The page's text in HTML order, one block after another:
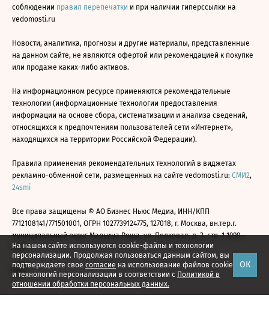
На нашем сайте используются cookie-файлы и технологии
персонализации. Продолжая пользоваться данным сайтом, вы
подтверждаете свое согласие на использование файлов cookie
и технологий персонализации в соответствии с Политикой в
отношении обработки персональных данных.
ОК
соблюдении правил перепечатки и при наличии гиперссылки на
vedomosti.ru
Новости, аналитика, прогнозы и другие материалы, представленные
на данном сайте, не являются офертой или рекомендацией к покупке
или продаже каких-либо активов.
На информационном ресурсе применяются рекомендательные
технологии (информационные технологии предоставления
информации на основе сбора, систематизации и анализа сведений,
относящихся к предпочтениям пользователей сети «Интернет»,
находящихся на территории Российской Федерации).
Правила применения рекомендательных технологий в виджетах
рекламно-обменной сети, размещенных на сайте vedomosti.ru: СМИ2,
24smi
Все права защищены © АО Бизнес Ньюс Медиа, ИНН/КПП
7712108141/771501001, ОГРН 1027739124775, 127018, г. Москва, вн.тер.г.
муниципальный округ Марьина Роща, ул. Полковая, д. 3, стр. 1 1999—
2026